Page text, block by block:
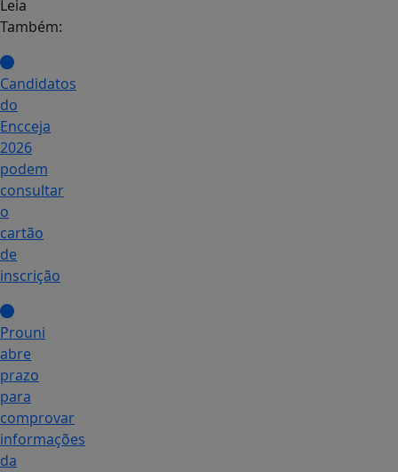
Leia
Também:
Candidatos
do
Encceja
2026
podem
consultar
o
cartão
de
inscrição
Prouni
abre
prazo
para
comprovar
informações
da